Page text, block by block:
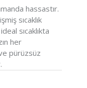
hassastır.
sıcaklık
sıcaklıkta
her
pürüzsüz